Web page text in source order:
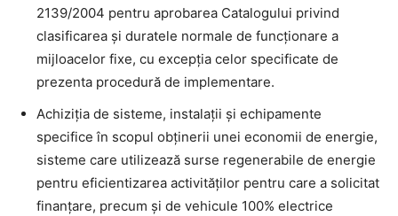
2139/2004 pentru aprobarea Catalogului privind
clasificarea și duratele normale de funcționare a
mijloacelor fixe, cu excepția celor specificate de
prezenta procedură de implementare.
Achiziția de sisteme, instalații și echipamente
specifice în scopul obținerii unei economii de energie,
sisteme care utilizează surse regenerabile de energie
pentru eficientizarea activităților pentru care a solicitat
finanțare, precum și de vehicule 100% electrice